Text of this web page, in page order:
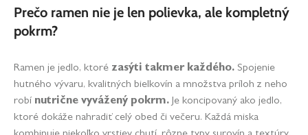
Prečo ramen nie je len polievka, ale kompletný
pokrm?
Ramen je jedlo, ktoré zasýti takmer každého. Spojenie
hutného vývaru, kvalitných bielkovín a množstva príloh z neho
robí nutrične vyvážený pokrm. Je koncipovaný ako jedlo,
ktoré dokáže nahradiť celý obed či večeru. Každá miska